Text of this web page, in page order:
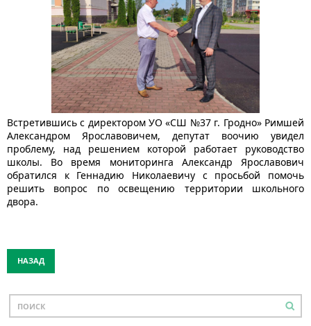
Встретившись с директором УО «СШ №37 г. Гродно» Римшей
Александром Ярославовичем, депутат воочию увидел
проблему, над решением которой работает руководство
школы. Во время мониторинга Александр Ярославович
обратился к Геннадию Николаевичу с просьбой помочь
решить вопрос по освещению территории школьного
двора.
НАЗАД